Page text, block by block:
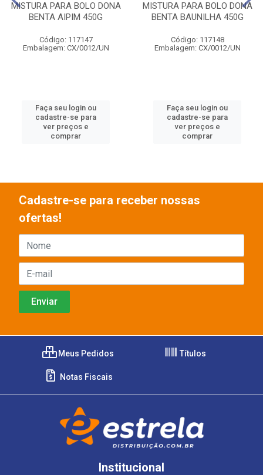
MISTURA PARA BOLO DONA
BENTA AIPIM 450G
Código: 117147
Embalagem: CX/0012/UN
Faça seu login ou
cadastre-se para
ver preços e
comprar
MISTURA PARA BOLO DONA
BENTA BAUNILHA 450G
Código: 117148
Embalagem: CX/0012/UN
Faça seu login ou
cadastre-se para
ver preços e
comprar
Cadastre-se para receber nossas
ofertas!
Meus Pedidos Títulos
Notas Fiscais
Institucional